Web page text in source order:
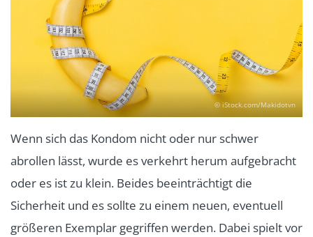
© iStock.com/Makidotvn
Wenn sich das Kondom nicht oder nur schwer
abrollen lässt, wurde es verkehrt herum aufgebracht
oder es ist zu klein. Beides beeinträchtigt die
Sicherheit und es sollte zu einem neuen, eventuell
größeren Exemplar gegriffen werden. Dabei spielt vor